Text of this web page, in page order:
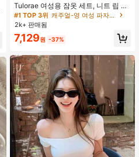
Tulorae 여성용 잠옷 세트, 니트 립 원
단, 하트 프린트 대비 레이스 트림, 로
맨틱 달콤 귀여운 섹시 캐미솔 & 반바
지 베이비돌 잠옷 세트 투피스 나이트
세트 섹시 잠옷 세트 여성용 잠옷 롬퍼
투피스 잠옷 세트 여성용 잠옷 세트 도
트 잠옷 세트 잠옷 반바지 세트 투피스
잠옷 세트 여성용 여름 세트 도트 반바
지 세트 여성용 잠옷 세트 반바지 잠옷
세트 여성용 투피스 여름 라운지 세트
#1 TOP 3위
캐주얼-영 여성 파자마 세트
2k+ 판매됨
7,129원 -37%